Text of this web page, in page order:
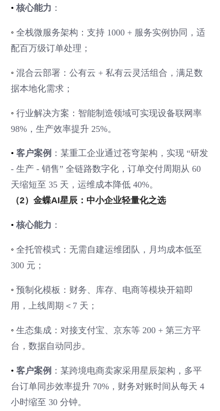
•核心能力 ：
◦全栈微服务架构：支持 1000 + 服务实例协同，适
配百万级订单处理；
◦混合云部署：公有云 + 私有云灵活组合，满足数
据本地化需求；
◦行业解决方案：智能制造领域可实现设备联网率
98%，生产效率提升 25%。
•客户案例 ：某重工企业通过苍穹架构，实现 “研发
- 生产 - 销售” 全链路数字化，订单交付周期从 60
天缩短至 35 天，运维成本降低 40%。
（2）金蝶AI星辰：中小企业轻量化之选
•核心能力 ：
◦全托管模式：无需自建运维团队，月均成本低至
300 元；
◦预制化模板：财务、库存、电商等模块开箱即
用，上线周期＜7 天；
◦生态集成：对接支付宝、京东等 200 + 第三方平
台，数据自动同步。
•客户案例 ：某跨境电商卖家采用星辰架构，多平
台订单同步效率提升 70%，财务对账时间从每天 4
小时缩至 30 分钟。